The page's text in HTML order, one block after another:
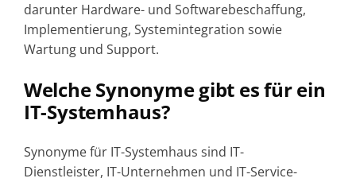
darunter Hardware- und Softwarebeschaffung,
Implementierung, Systemintegration sowie
Wartung und Support.
Welche Synonyme gibt es für ein
IT-Systemhaus?
Synonyme für IT-Systemhaus sind IT-
Dienstleister, IT-Unternehmen und IT-Service-